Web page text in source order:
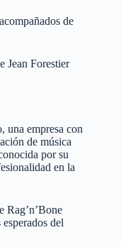
de
Jean Forestier
una empresa con
de música
por su
en la
Rag’n’Bone
del